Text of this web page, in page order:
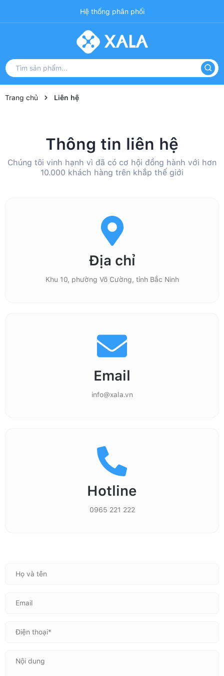
Hệ thống phân phối
Trang chủ Liên hệ
Thông tin liên hệ
Chúng tôi vinh hạnh vì đã có cơ hội đồng hành với hơn
10.000 khách hàng trên khắp thế giới
Địa chỉ
Khu 10, phường Võ Cường, tỉnh Bắc Ninh
Email
info@xala.vn
Hotline
0965 221 222